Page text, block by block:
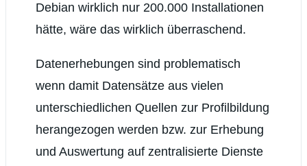
Debian wirklich nur 200.000 Installationen
hätte, wäre das wirklich überraschend.
Datenerhebungen sind problematisch
wenn damit Datensätze aus vielen
unterschiedlichen Quellen zur Profilbildung
herangezogen werden bzw. zur Erhebung
und Auswertung auf zentralisierte Dienste